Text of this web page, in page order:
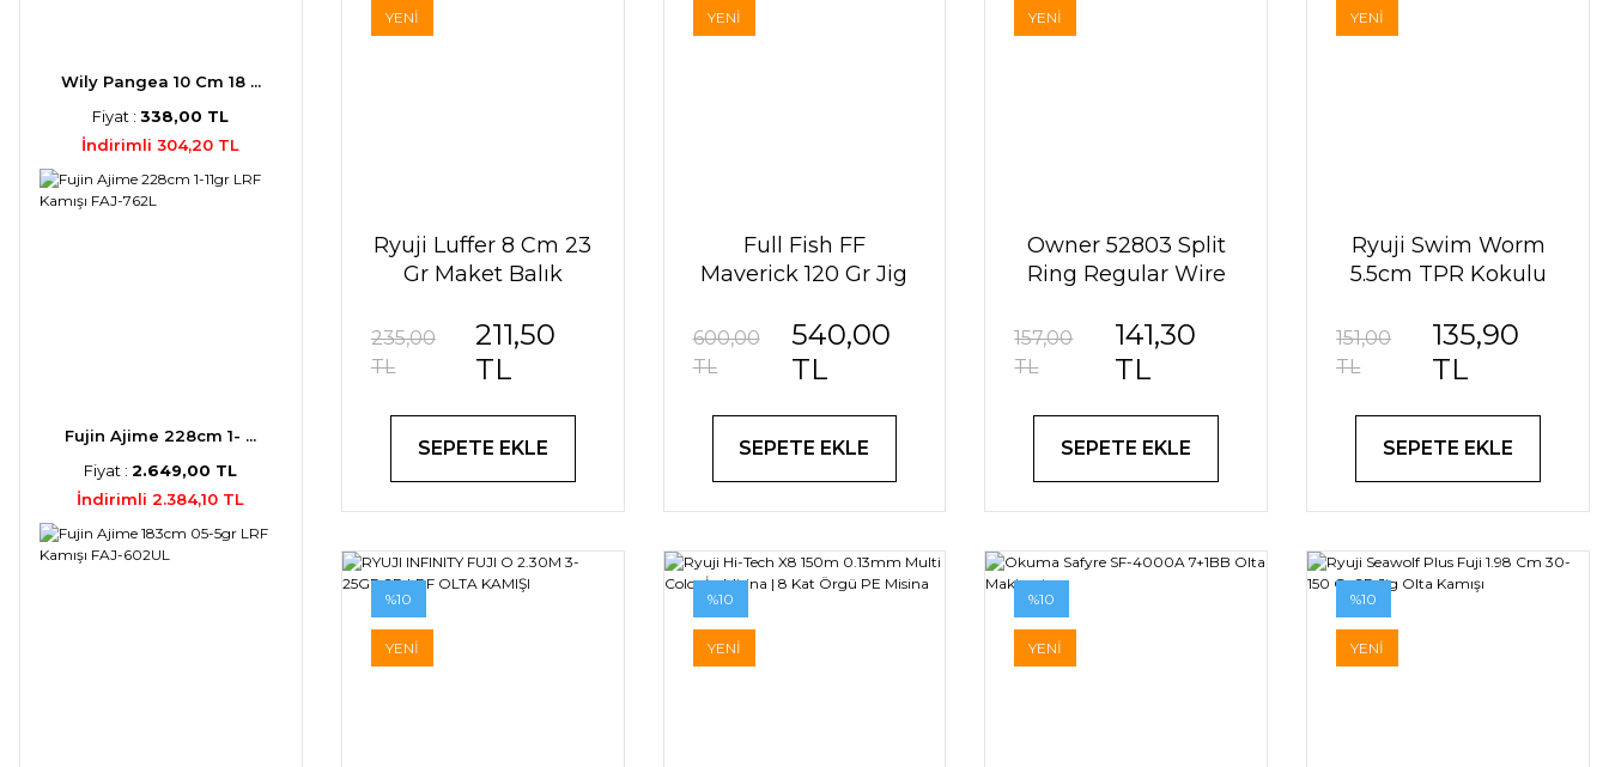
Wily Pangea 10 Cm 18 ...
Fiyat :338,00 TL
İndirimli 304,20 TL
Fujin Ajime 228cm 1- ...
Fiyat :2.649,00 TL
İndirimli 2.384,10 TL
YENİ
Ryuji Luffer 8 Cm 23
Gr Maket Balık
235,00
TL
211,50
TL
SEPETE EKLE
YENİ
Full Fish FF
Maverick 120 Gr Jig
Dikey Metal Jig
600,00
TL
540,00
TL
SEPETE EKLE
YENİ
Owner 52803 Split
Ring Regular Wire
Kalitesi
157,00
TL
141,30
TL
SEPETE EKLE
YENİ
Ryuji Swim Worm
5.5cm TPR Kokulu
Spin Avı
151,00
TL
135,90
TL
SEPETE EKLE
%10
YENİ
%10
YENİ
%10
YENİ
%10
YENİ